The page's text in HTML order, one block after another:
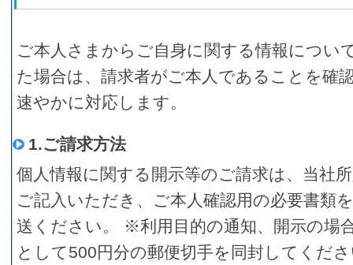
ご本人さまからご自身に関する情報につい
た場合は、請求者がご本人であることを確
速やかに対応します。
1.ご請求方法
個人情報に関する開示等のご請求は、当社
ご記入いただき、ご本人確認用の必要書類
送ください。 ※利用目的の通知、開示の場
として500円分の郵便切手を同封してくだ